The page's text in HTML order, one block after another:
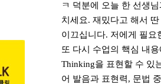
ㅋ 덕분에 오늘 한 선생
치세요. 재밌다고 해서
이끄십니다. 저에게 필요
또 다시 수업의 핵심 내
Thinking을 표현할 수 있
어 발음과 표현력, 문법